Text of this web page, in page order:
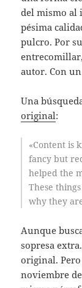
del mismo al
pésima
pulcro. Por
autor. Con
Una
original:
«Content is
fancy but
helped the
These
why they
Aunque
sopresa
original.
noviembre de